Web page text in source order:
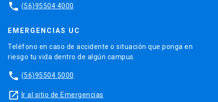
phone (56)95504 4000
EMERGENCIAS UC
Teléfono en caso de accidente o situación que ponga en
riesgo tu vida dentro de algún campus.
phone (56)95504 5000
launch Ir al sitio de Emergencias